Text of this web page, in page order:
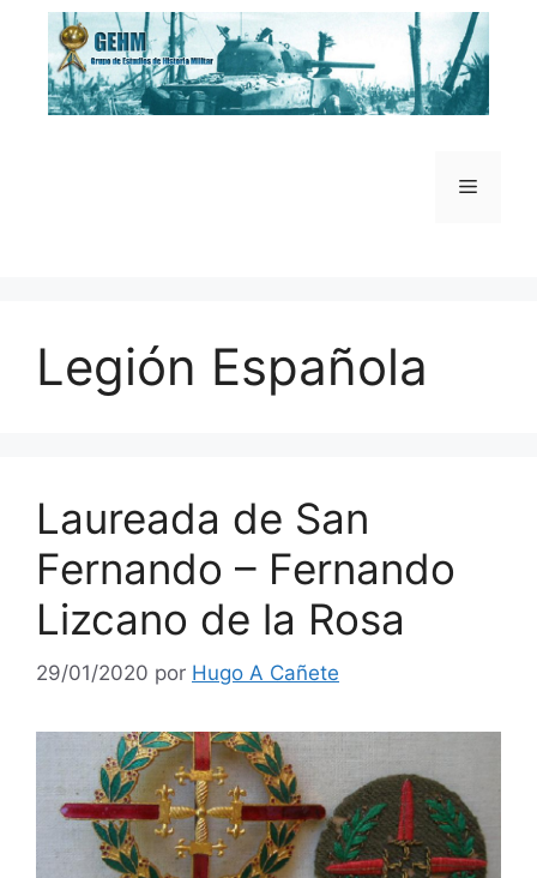
Saltar
contenido
Menú
Legión Española
Laureada de San
Fernando – Fernando
Lizcano de la Rosa
29/01/2020 por Hugo A Cañete